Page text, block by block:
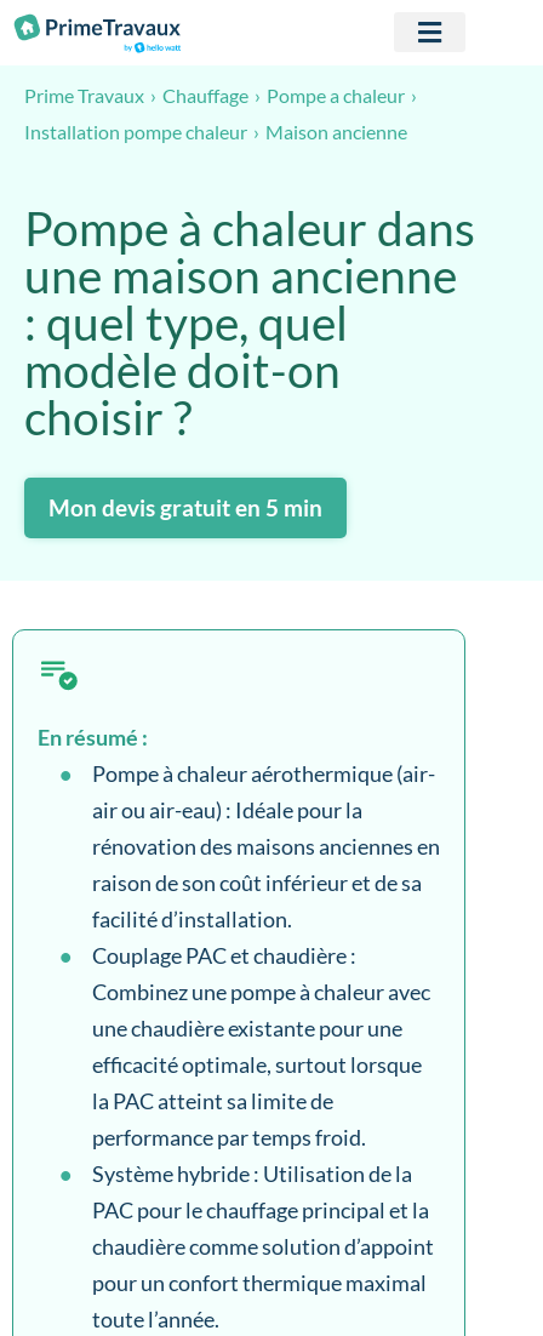
Passer au contenu
Prime Travaux Chauffage
Pompe a chaleur
Installation pompe chaleur
Maison ancienne
Pompe à chaleur dans
une maison ancienne
: quel type, quel
modèle doit-on
choisir ?
Mon devis gratuit en 5 min
En résumé :
Pompe à chaleur aérothermique (air-
air ou air-eau) : Idéale pour la
rénovation des maisons anciennes en
raison de son coût inférieur et de sa
facilité d’installation.
Couplage PAC et chaudière :
Combinez une pompe à chaleur avec
une chaudière existante pour une
efficacité optimale, surtout lorsque
la PAC atteint sa limite de
performance par temps froid.
Système hybride : Utilisation de la
PAC pour le chauffage principal et la
chaudière comme solution d’appoint
pour un confort thermique maximal
toute l’année.